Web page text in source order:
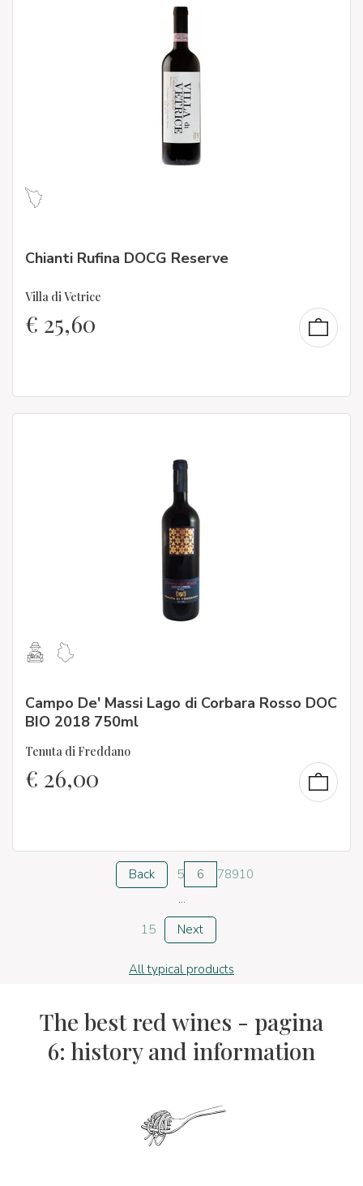
Chianti Rufina DOCG Reserve
Villa di Vetrice
€ 25,60
Campo De' Massi Lago di Corbara Rosso DOC
BIO 2018 750ml
Tenuta di Freddano
€ 26,00
Back 5 6 78910
...
15
Next
All typical products
The best red wines - pagina
6: history and information